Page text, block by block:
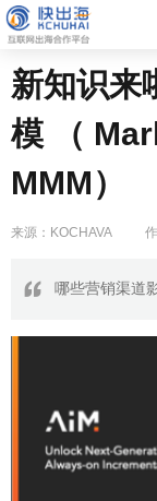
新知识来
模 （
MMM）
来源：KOCHAVA
哪些营销渠道